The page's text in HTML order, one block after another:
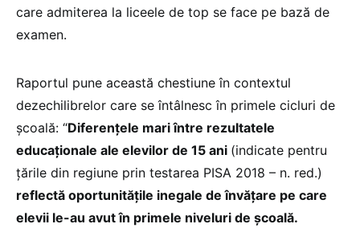
care admiterea la liceele de top se face pe bază de
examen.
Raportul pune această chestiune în contextul
dezechilibrelor care se întâlnesc în primele cicluri de
școală: “Diferențele mari între rezultatele
educaționale ale elevilor de 15 ani (indicate pentru
țările din regiune prin testarea PISA 2018 – n. red.)
reflectă oportunitățile inegale de învățare pe care
elevii le-au avut în primele niveluri de școală.